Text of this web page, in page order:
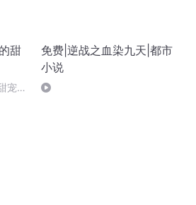
甜
宠爱
免费|逆战之血染九天|都市
小说